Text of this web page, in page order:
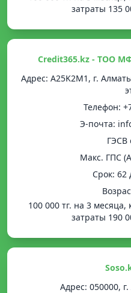
затраты 135
Credit365.kz - ТОО
Адрес: A25K2M1, г.
Телефон:
Э-почта:
ГЭСВ
Mакс. ГПС
Срок: 62
100 000 тг. на 3
затраты 190
Адрес: 050000,